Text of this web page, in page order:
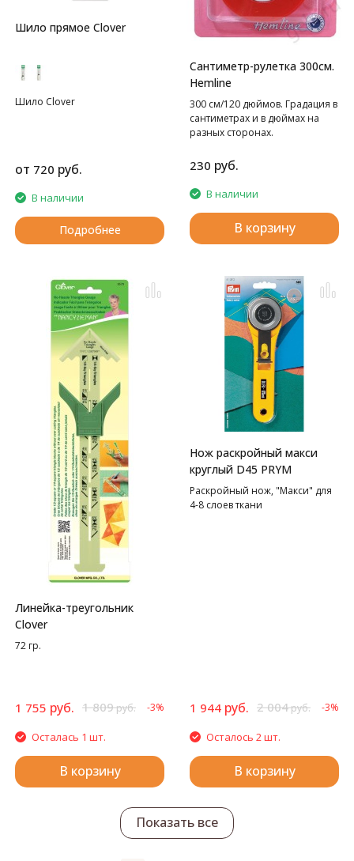
Шило прямое Clover
Шило Clover
от 720 руб.
В наличии
Подробнее
Сантиметр-рулетка 300см.
Hemline
300 см/120 дюймов. Градация в
сантиметрах и в дюймах на
разных сторонах.
230 руб.
В наличии
В корзину
Линейка-треугольник
Clover
72 гр.
1 755 руб. 1 809руб. -3%
Осталась 1 шт.
В корзину
Нож раскройный макси
круглый D45 PRYM
Раскройный нож, "Макси" для
4-8 слоев ткани
1 944 руб. 2 004руб. -3%
Осталось 2 шт.
В корзину
Показать все